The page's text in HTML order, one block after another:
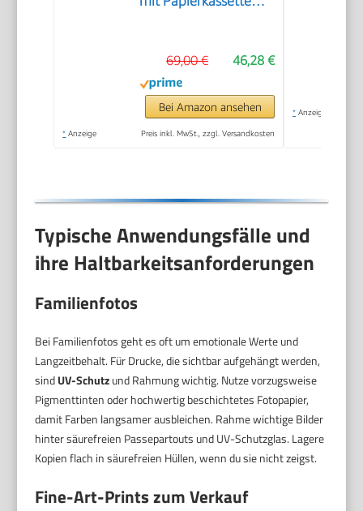
Kabelloses Drucken
vom Smartphone
leicht gemacht PIXMA
Print Plan kompatibel
46,28 €
69,00 €
Bei Amazon ansehen
* Anzeige Preis inkl. MwSt., zzgl. Versandkosten
* Anzeige
Typische Anwendungsfälle und
ihre Haltbarkeitsanforderungen
Familienfotos
Bei Familienfotos geht es oft um emotionale Werte und
Langzeitbehalt. Für Drucke, die sichtbar aufgehängt werden,
sindUV-Schutzund Rahmung wichtig. Nutze vorzugsweise
Pigmenttinten oder hochwertig beschichtetes Fotopapier,
damit Farben langsamer ausbleichen. Rahme wichtige Bilder
hinter säurefreien Passepartouts und UV-Schutzglas. Lagere
Kopien flach in säurefreien Hüllen, wenn du sie nicht zeigst.
Fine-Art-Prints zum Verkauf